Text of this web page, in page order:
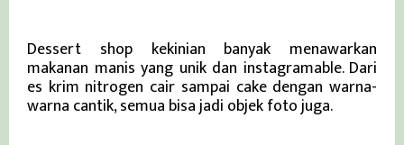
Dessert shop kekinian banyak menawarkan
makanan manis yang unik dan instagramable. Dari
es krim nitrogen cair sampai cake dengan warna-
warna cantik, semua bisa jadi objek foto juga.